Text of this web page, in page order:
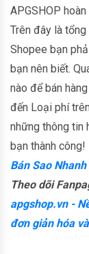
APGSHOP
Trên đây là
Shopee bạn
bạn nên biết.
nào để bán
đến Loại phí
những thông tin
bạn thành công!
Bán Sao
Theo dõi
apgshop.vn -
đơn giản hóa